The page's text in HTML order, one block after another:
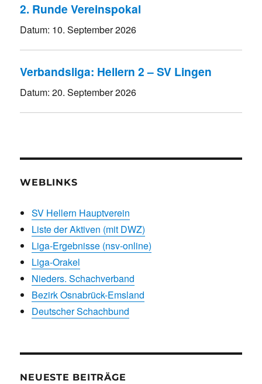
2. Runde Vereinspokal
Datum: 10. September 2026
Verbandsliga: Hellern 2 – SV Lingen
Datum:20. September 2026
WEBLINKS
SV Hellern Hauptverein
Liste der Aktiven (mit DWZ)
Liga-Ergebnisse (nsv-online)
Liga-Orakel
Nieders. Schachverband
Bezirk Osnabrück-Emsland
Deutscher Schachbund
NEUESTE BEITRÄGE